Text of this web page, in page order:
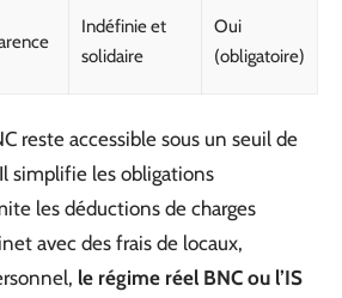
Indéfinie et
solidaire
Oui
(obligatoire)
reste accessible sous un seuil de
simplifie les obligations
les déductions de charges
avec des frais de locaux,
le régime réel BNC ou l’IS